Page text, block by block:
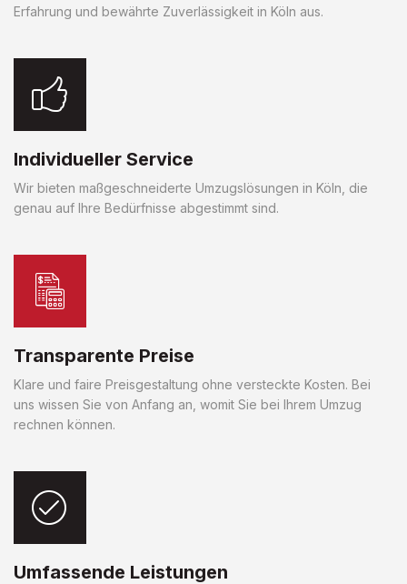
Erfahrung und bewährte Zuverlässigkeit in Köln aus.
Individueller Service
Wir bieten maßgeschneiderte Umzugslösungen in Köln, die
genau auf Ihre Bedürfnisse abgestimmt sind.
Transparente Preise
Klare und faire Preisgestaltung ohne versteckte Kosten. Bei
uns wissen Sie von Anfang an, womit Sie bei Ihrem Umzug
rechnen können.
Umfassende Leistungen